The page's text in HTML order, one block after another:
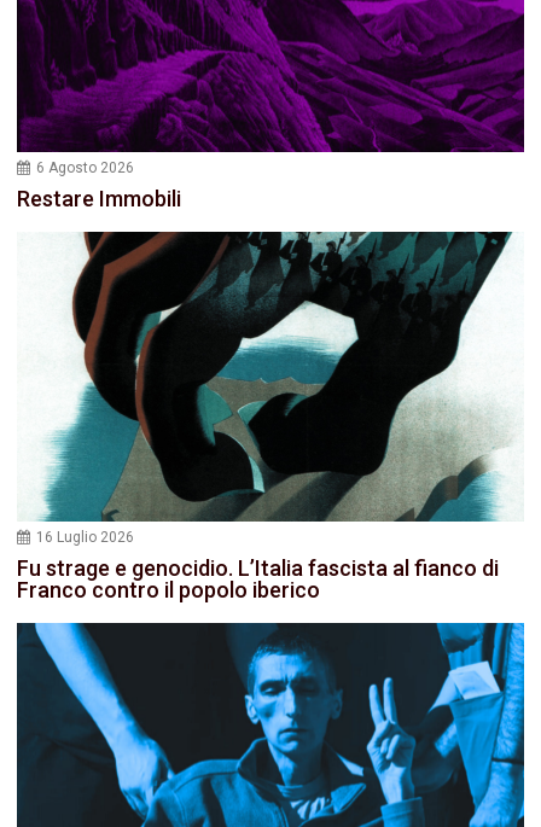
6 Agosto 2026
Restare Immobili
16 Luglio 2026
Fu strage e genocidio. L’Italia fascista al fianco di
Franco contro il popolo iberico